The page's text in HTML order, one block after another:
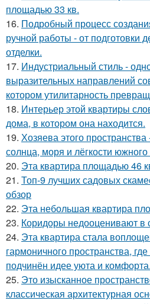
площадью 33 кв.
16. Подробный процесс
ручной работы - от подготовки
отделки.
17. Индустриальный стиль -
выразительных направлений
котором утилитарность
18. Интерьер этой квартиры
дома, в котором она находится.
19. Хозяева этого
солнца, моря и лёгкости
20. Эта квартира площадью 46
21. Топ-9 лучших садовых
обзор
22. Эта небольшая квартира
23. Коридоры недооценивают в
24. Эта квартира стала
гармоничного пространства,
подчинён идее уюта и комфорта.
25. Это изысканное
классическая архитектурная